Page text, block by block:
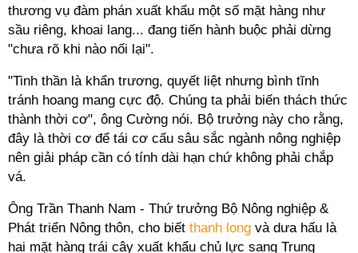
thương vụ đàm phán xuất khẩu một số mặt hàng như
sầu riêng, khoai lang... đang tiến hành buộc phải dừng
"chưa rõ khi nào nối lại".
"Tinh thần là khẩn trương, quyết liệt nhưng bình tĩnh
tránh hoang mang cực độ. Chúng ta phải biến thách thức
thành thời cơ", ông Cường nói. Bộ trưởng này cho rằng,
đây là thời cơ để tái cơ cấu sâu sắc ngành nông nghiệp
nên giải pháp cần có tính dài hạn chứ không phải chắp
vá.
Ông Trần Thanh Nam - Thứ trưởng Bộ Nông nghiệp &
Phát triển Nông thôn, cho biết thanh long và dưa hấu là
hai mặt hàng trái cây xuất khẩu chủ lực sang Trung